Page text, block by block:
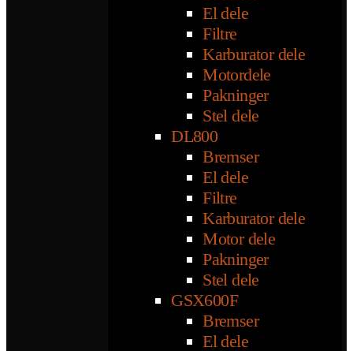
El dele
Filtre
Karburator dele
Motordele
Pakninger
Stel dele
DL800
Bremser
El dele
Filtre
Karburator dele
Motor dele
Pakninger
Stel dele
GSX600F
Bremser
El dele